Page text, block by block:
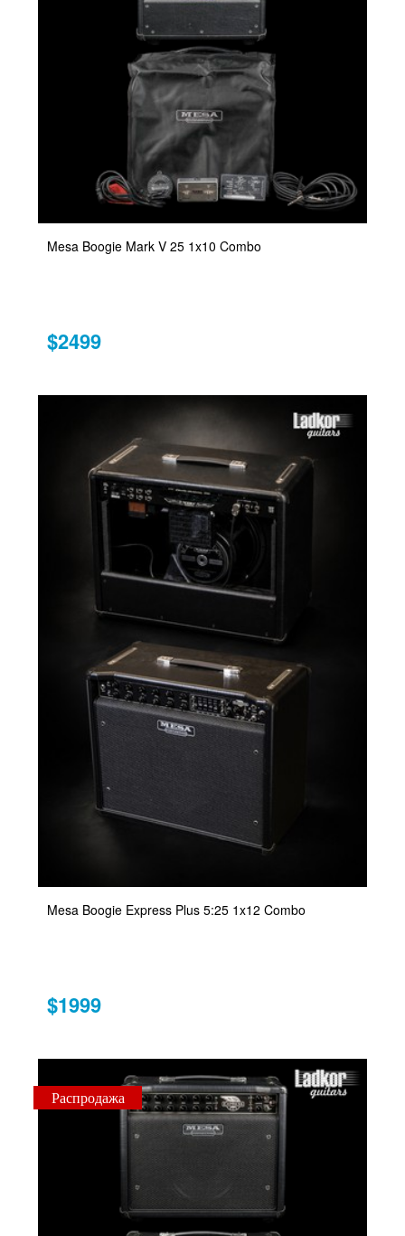
Mesa Boogie Mark V 25 1x10 Combo
$2499
Mesa Boogie Express Plus 5:25 1x12 Combo
$1999
Распродажа